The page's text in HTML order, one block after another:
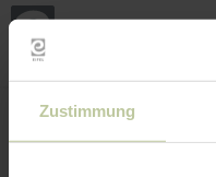
Zustimmung